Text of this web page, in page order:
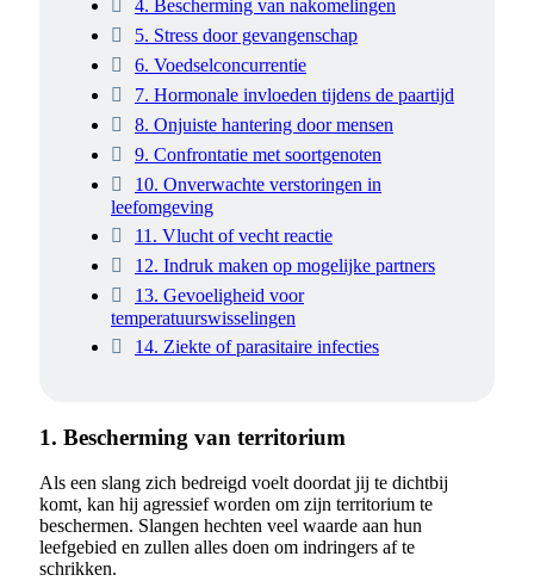
4. Bescherming van nakomelingen
5. Stress door gevangenschap
6. Voedselconcurrentie
7. Hormonale invloeden tijdens de paartijd
8. Onjuiste hantering door mensen
9. Confrontatie met soortgenoten
10. Onverwachte verstoringen in
leefomgeving
11. Vlucht of vecht reactie
12. Indruk maken op mogelijke partners
13. Gevoeligheid voor
temperatuurswisselingen
14. Ziekte of parasitaire infecties
1. Bescherming van territorium
Als een slang zich bedreigd voelt doordat jij te dichtbij
komt, kan hij agressief worden om zijn territorium te
beschermen. Slangen hechten veel waarde aan hun
leefgebied en zullen alles doen om indringers af te
schrikken.